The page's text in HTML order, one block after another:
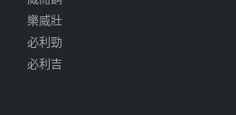
樂威壯
必利勁
必利吉